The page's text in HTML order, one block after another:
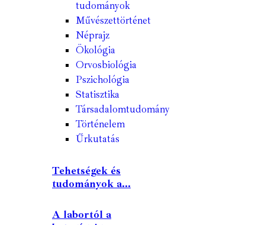
tudományok
Művészettörténet
Néprajz
Ökológia
Orvosbiológia
Pszichológia
Statisztika
Társadalomtudomány
Történelem
Űrkutatás
Tehetségek és
tudományok a...
A labortól a